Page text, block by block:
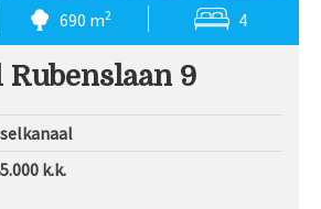
690 m2 4
Rubenslaan 9
k.k.